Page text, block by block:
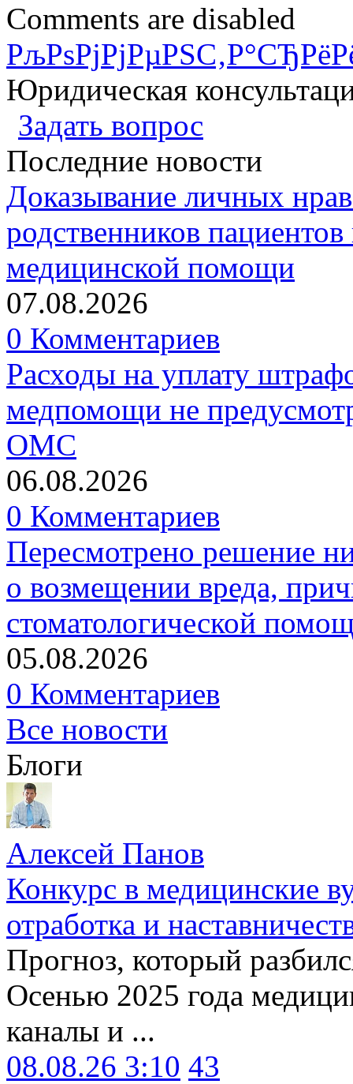
Comments are disabled
Юридическая
Задать вопрос
Последние новости
Доказывание личных
родственников
медицинской помощи
07.08.2026
0 Комментариев
Расходы на уплату
медпомощи не
ОМС
06.08.2026
0 Комментариев
Пересмотрено решение
о возмещении вреда,
стоматологической
05.08.2026
0 Комментариев
Все новости
Блоги
Алексей Панов
Конкурс в медицинские
отработка и
Прогноз, который
Осенью 2025 года
каналы и ...
08.08.26 3:10 43